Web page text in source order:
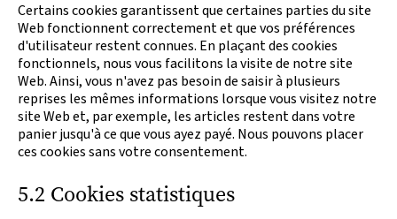
Certains cookies garantissent que certaines parties du site
Web fonctionnent correctement et que vos préférences
d'utilisateur restent connues. En plaçant des cookies
fonctionnels, nous vous facilitons la visite de notre site
Web. Ainsi, vous n'avez pas besoin de saisir à plusieurs
reprises les mêmes informations lorsque vous visitez notre
site Web et, par exemple, les articles restent dans votre
panier jusqu'à ce que vous ayez payé. Nous pouvons placer
ces cookies sans votre consentement.
5.2 Cookies statistiques